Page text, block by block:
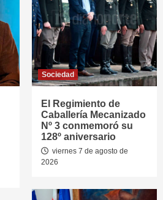
Sociedad
El Regimiento de
Caballería Mecanizado
Nº 3 conmemoró su
128º aniversario
viernes 7 de agosto de
2026